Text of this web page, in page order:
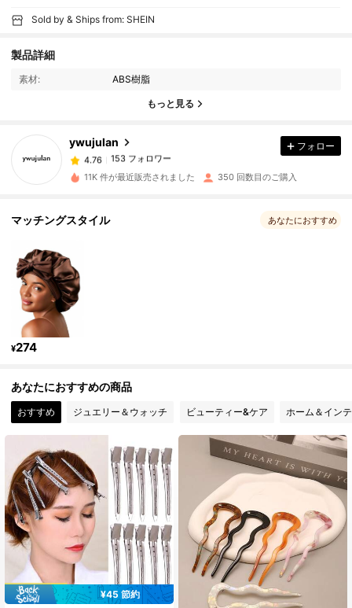
Sold by & Ships from: SHEIN
製品詳細
素材: ABS樹脂
もっと見る
ywujulan
153 フォロワー
4.76
153 フォロワー
r***2
は1日前 に購入しました
4.76 153 フォロワー
4.76 153 フォロワー
4.76 153 フォロワー
フォロー
11K 件が最近販売されました 350 回数目のご購入
マッチングスタイル あなたにおすすめ
¥274
あなたにおすすめの商品
おすすめ ジュエリー＆ウォッチ ビューティー&ケア ホーム＆イン
¥45 節約